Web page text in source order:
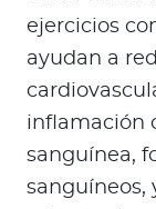
ejercicios
ayudan a
inflamación
sanguínea,
sanguíneos,